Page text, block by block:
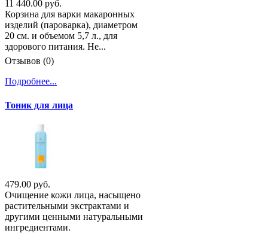
11 440.00 руб.
Корзина для варки макаронных
изделий (пароварка), диаметром
20 см. и объемом 5,7 л., для
здорового питания. Не...
Отзывов (0)
Подробнее...
Тоник для лица
479.00 руб.
Очищение кожи лица, насыщено
растительными экстрактами и
другими ценными натуральными
ингредиентами.